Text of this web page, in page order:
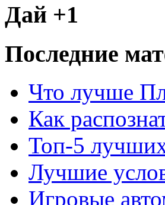
Дай +1
Последние
Что лучше
Как
Топ-5
Лучшие
Игровые